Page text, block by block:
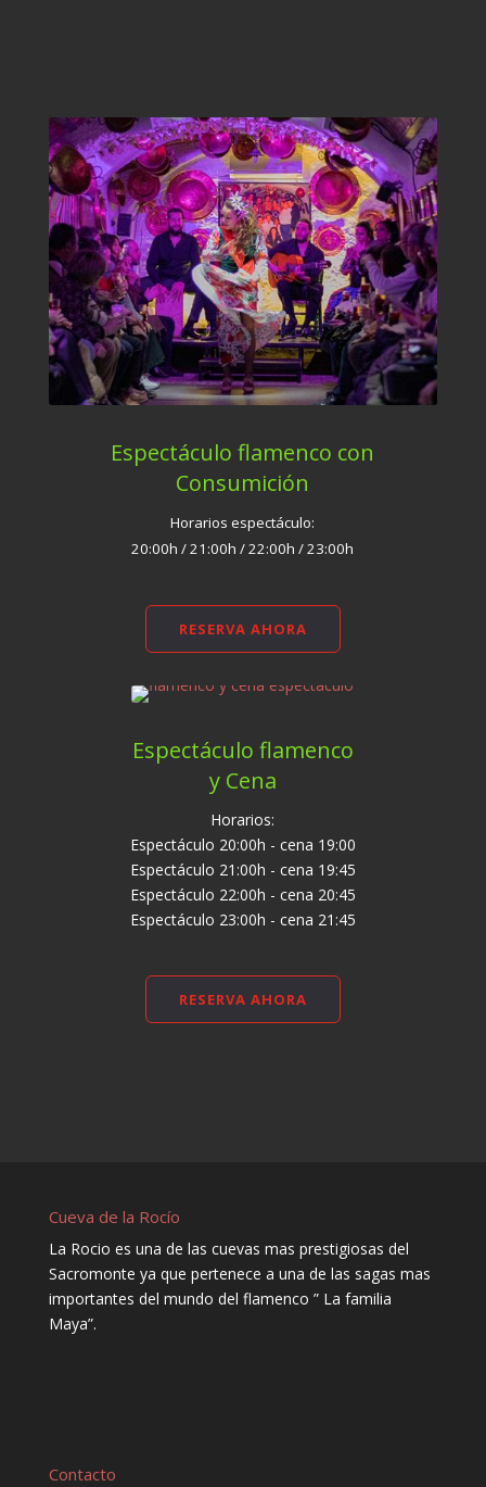
Espectáculo flamenco con
Consumición
Horarios espectáculo:
20:00h / 21:00h / 22:00h / 23:00h
RESERVA AHORA
Espectáculo flamenco
y Cena
Horarios:
Espectáculo 20:00h - cena 19:00
Espectáculo 21:00h - cena 19:45
Espectáculo 22:00h - cena 20:45
Espectáculo 23:00h - cena 21:45
RESERVA AHORA
Cueva de la Rocío
La Rocio es una de las cuevas mas prestigiosas del
Sacromonte ya que pertenece a una de las sagas mas
importantes del mundo del flamenco ” La familia
Maya”.
Contacto